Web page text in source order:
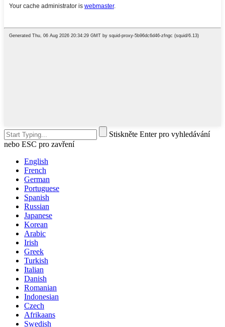
Stiskněte Enter pro vyhledávání
nebo ESC pro zavření
English
French
German
Portuguese
Spanish
Russian
Japanese
Korean
Arabic
Irish
Greek
Turkish
Italian
Danish
Romanian
Indonesian
Czech
Afrikaans
Swedish